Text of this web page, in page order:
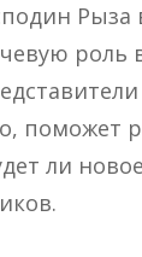
Рыза
роль
поможет
ли